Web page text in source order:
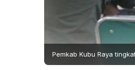
Pemkab Kubu Raya